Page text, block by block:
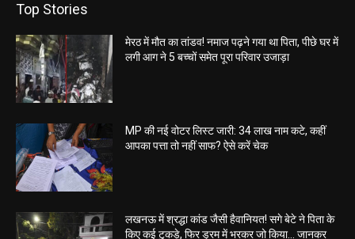
Top Stories
मेरठ में मौत का तांडव! नमाज पढ़ने गया था पिता, पीछे घर में
लगी आग ने 5 बच्चों समेत पूरा परिवार उजाड़ा
MP की नई वोटर लिस्ट जारी: 34 लाख नाम कटे, कहीं
आपका पत्ता तो नहीं साफ? ऐसे करें चेक
लखनऊ में श्रद्धा कांड जैसी हैवानियत! सगे बेटे ने पिता के
किए कई टुकड़े, फिर ड्रम में भरकर जो किया… जानकर